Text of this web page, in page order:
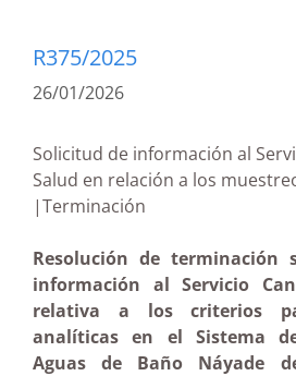
R375/2025
26/01/2026
Solicitud de información al
Salud en relación a los
|Terminación
Resolución de terminación
información al Servicio
relativa a los criterios
analíticas en el Sistema
Aguas de Baño Náyade